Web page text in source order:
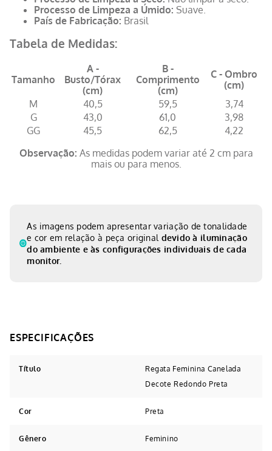
Processo de Limpeza a Úmido: Suave.
País de Fabricação: Brasil
Tabela de Medidas:
Tamanho
A -
Busto/Tórax
(cm)
B -
Comprimento
(cm)
C - Ombro
(cm)
M
40,5 59,5
3,74
G
43,0 61,0
3,98
GG
45,5 62,5
4,22
Observação: As medidas podem variar até 2 cm para
mais ou para menos.
As imagens podem apresentar variação de tonalidade
e cor em relação à peça original devido à iluminação
do ambiente e às configurações individuais de cada
monitor.
Título
Regata Feminina Canelada
Decote Redondo Preta
Cor Preta
Gênero Feminino